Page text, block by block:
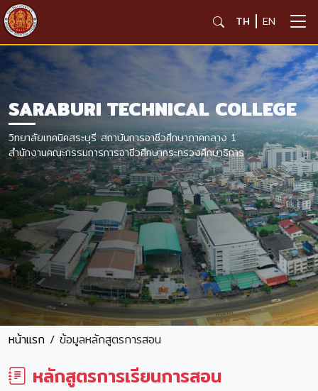
TH EN
SARABURI TECHNICAL COLLEGE
วิทยาลัยเทคนิคสระบุรี สถาบันการอาชีวศึกษาภาคกลาง 1
สำนักงานคณะกรรมการการอาชีวศึกษากระทรวงศึกษาธิการ
หน้าแรก / ข้อมูลหลักสูตรการสอน
หลักสูตรการเรียนการสอน